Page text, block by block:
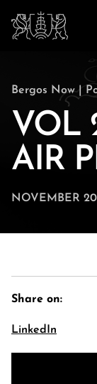
Bergos Now|
VOL
AIR
NOVEMBER
Share on:
LinkedIn